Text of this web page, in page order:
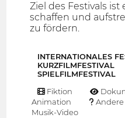
Ziel des Festivals ist
schaffen und
zu fördern.
INTERNATIONALES
KURZFILMFESTIVAL
SPIELFILMFESTIVAL
Fiktion
Animation
Andere
Musik-Video